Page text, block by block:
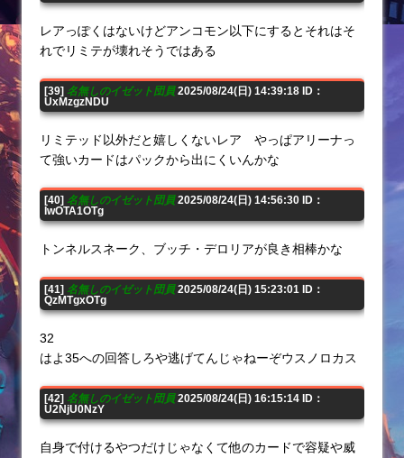
レアっぽくはないけどアンコモン以下にするとそれはそ
れでリミテが壊れそうではある
[39] 名無しのイゼット団員2025/08/24(日) 14:39:18 ID：
UxMzgzNDU
リミテッド以外だと嬉しくないレア やっぱアリーナっ
て強いカードはパックから出にくいんかな
[40] 名無しのイゼット団員2025/08/24(日) 14:56:30 ID：
IwOTA1OTg
トンネルスネーク、ブッチ・デロリアが良き相棒かな
[41] 名無しのイゼット団員2025/08/24(日) 15:23:01 ID：
QzMTgxOTg
32
はよ35への回答しろや逃げてんじゃねーぞウスノロカス
[42] 名無しのイゼット団員2025/08/24(日) 16:15:14 ID：
U2NjU0NzY
自身で付けるやつだけじゃなくて他のカードで容疑や威